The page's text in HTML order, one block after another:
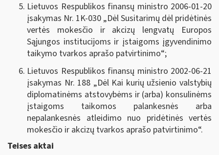
Lietuvos Respublikos finansų ministro 2006-01-20
įsakymas Nr. 1K-030 „Dėl Susitarimų dėl pridėtinės
vertės mokesčio ir akcizų lengvatų Europos
Sąjungos institucijoms ir įstaigoms įgyvendinimo
taikymo tvarkos aprašo patvirtinimo“;
Lietuvos Respublikos finansų ministro 2002-06-21
įsakymas Nr. 188 „Dėl Kai kurių užsienio valstybių
diplomatinėms atstovybėms ir (arba) konsulinėms
įstaigoms taikomos palankesnės arba
nepalankesnės atleidimo nuo pridėtinės vertės
mokesčio ir akcizų tvarkos aprašo patvirtinimo“.
Teises aktai